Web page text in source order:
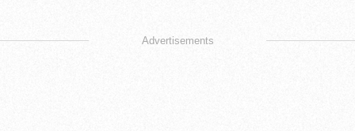
Advertisements